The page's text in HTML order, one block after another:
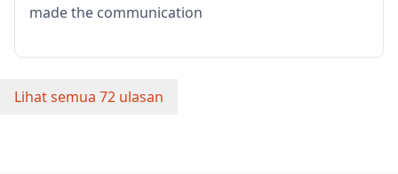
made the communication
Lihat semua 72 ulasan